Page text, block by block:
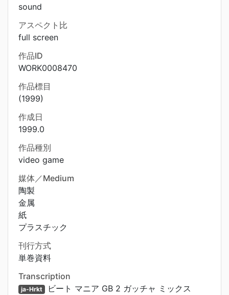
sound
アスペクト比
full screen
作品ID
WORK0008470
作品標目
(1999)
作成日
1999.0
作品種別
video game
媒体／Medium
陶製
金属
紙
プラスチック
刊行方式
単巻資料
Transcription
ja-Hrkt ビート マニア GB 2 ガッチャ ミックス